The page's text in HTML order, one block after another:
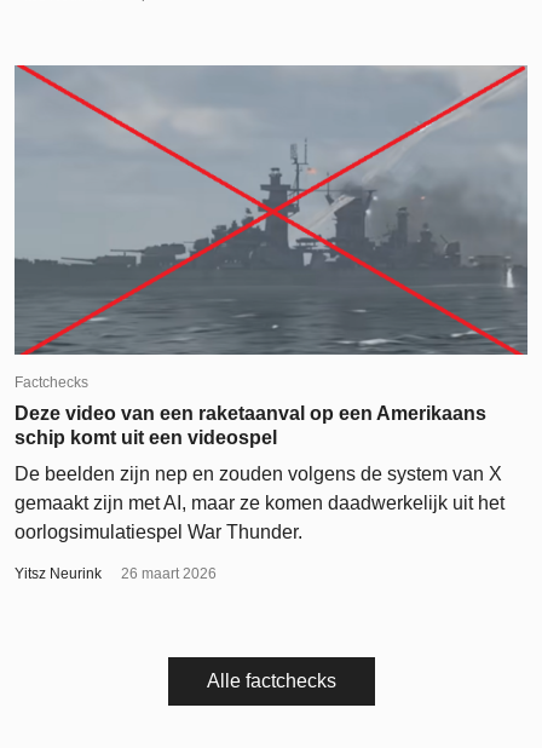
Factchecks
Deze video van een raketaanval op een Amerikaans
schip komt uit een videospel
De beelden zijn nep en zouden volgens de system van X
gemaakt zijn met AI, maar ze komen daadwerkelijk uit het
oorlogsimulatiespel War Thunder.
Yitsz Neurink 26 maart 2026
Alle factchecks